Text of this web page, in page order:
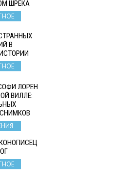
ШРЕКА
В
ЛОРЕН
ВИЛЛЕ: